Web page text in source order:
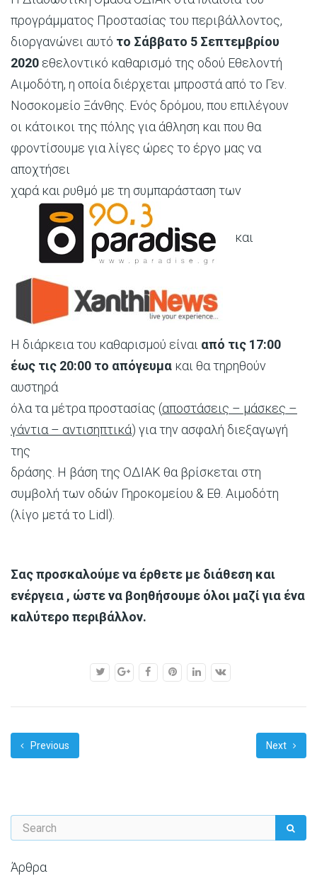
προγράμματος Προστασίας του περιβάλλοντος,
διοργανώνει αυτό το Σάββατο 5 Σεπτεμβρίου
2020 εθελοντικό καθαρισμό της οδού Εθελοντή
Αιμοδότη, η οποία διέρχεται μπροστά από το Γεν.
Νοσοκομείο Ξάνθης. Ενός δρόμου, που επιλέγουν
οι κάτοικοι της πόλης για άθληση και που θα
φροντίσουμε για λίγες ώρες το έργο μας να
αποχτήσει
χαρά και ρυθμό με τη συμπαράσταση των
και
Η διάρκεια του καθαρισμού είναι από τις 17:00
έως τις 20:00 το απόγευμα και θα τηρηθούν
αυστηρά
όλα τα μέτρα προστασίας (αποστάσεις – μάσκες –
γάντια – αντισηπτικά) για την ασφαλή διεξαγωγή
της
δράσης. Η βάση της ΟΔΙΑΚ θα βρίσκεται στη
συμβολή των οδών Γηροκομείου & Εθ. Αιμοδότη
(λίγο μετά το Lidl).
Σας προσκαλούμε να έρθετε με διάθεση και
ενέργεια , ώστε να βοηθήσουμε όλοι μαζί για ένα
καλύτερο περιβάλλον.
Previous Next
Άρθρα